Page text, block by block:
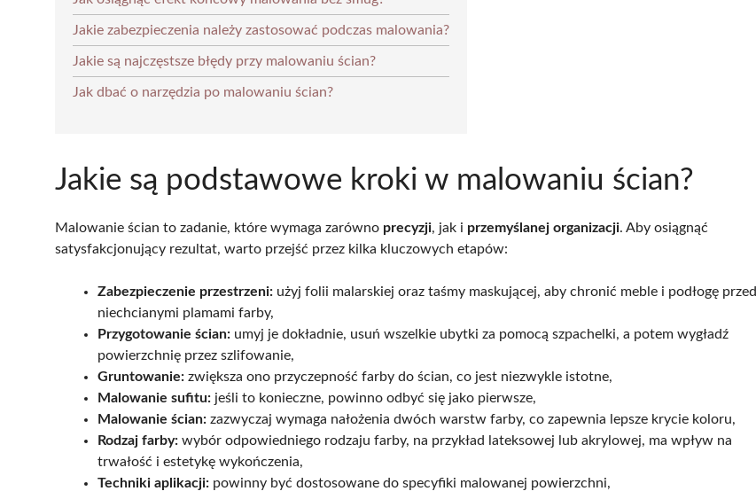
Jakie zabezpieczenia należy zastosować podczas malowania?
Jakie są najczęstsze błędy przy malowaniu ścian?
Jak dbać o narzędzia po malowaniu ścian?
Jakie są podstawowe kroki w malowaniu ścian?
Malowanie ścian to zadanie, które wymaga zarówno precyzji, jak i przemyślanej organizacji. Aby osiągnąć
satysfakcjonujący rezultat, warto przejść przez kilka kluczowych etapów:
Zabezpieczenie przestrzeni: użyj folii malarskiej oraz taśmy maskującej, aby chronić meble i podłogę przed
niechcianymi plamami farby,
Przygotowanie ścian: umyj je dokładnie, usuń wszelkie ubytki za pomocą szpachelki, a potem wygładź
powierzchnię przez szlifowanie,
Gruntowanie: zwiększa ono przyczepność farby do ścian, co jest niezwykle istotne,
Malowanie sufitu: jeśli to konieczne, powinno odbyć się jako pierwsze,
Malowanie ścian: zazwyczaj wymaga nałożenia dwóch warstw farby, co zapewnia lepsze krycie koloru,
Rodzaj farby: wybór odpowiedniego rodzaju farby, na przykład lateksowej lub akrylowej, ma wpływ na
trwałość i estetykę wykończenia,
Techniki aplikacji: powinny być dostosowane do specyfiki malowanej powierzchni,